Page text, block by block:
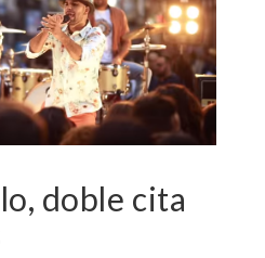
doble cita